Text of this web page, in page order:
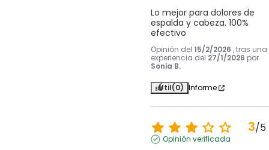
Lo mejor para dolores de
espalda y cabeza. 100%
efectivo
Opinión del 15/2/2026 , tras una
experiencia del 27/1/2026 por
Sonia B.
Útil(0) Informe
3/5
Opinión verificada